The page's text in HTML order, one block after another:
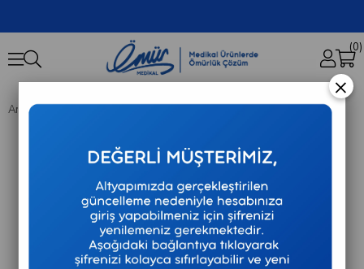
0
Anasayfa Tekerlekli Sandalyeler G561 Banyo Tuvalet Sandalyesi
×